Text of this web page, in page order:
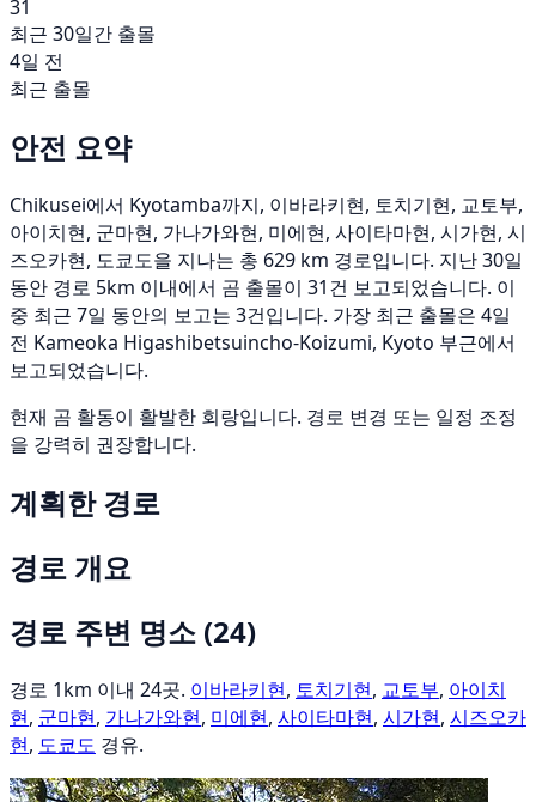
31
최근 30일간 출몰
4일 전
최근 출몰
안전 요약
Chikusei에서 Kyotamba까지, 이바라키현, 토치기현, 교토부,
아이치현, 군마현, 가나가와현, 미에현, 사이타마현, 시가현, 시
즈오카현, 도쿄도을 지나는 총 629 km 경로입니다. 지난 30일
동안 경로 5km 이내에서 곰 출몰이 31건 보고되었습니다. 이
중 최근 7일 동안의 보고는 3건입니다. 가장 최근 출몰은 4일
전 Kameoka Higashibetsuincho-Koizumi, Kyoto 부근에서
보고되었습니다.
현재 곰 활동이 활발한 회랑입니다. 경로 변경 또는 일정 조정
을 강력히 권장합니다.
계획한 경로
경로 개요
경로 주변 명소 (24)
경로 1km 이내 24곳. 이바라키현, 토치기현, 교토부, 아이치
현, 군마현, 가나가와현, 미에현, 사이타마현, 시가현, 시즈오카
현, 도쿄도 경유.